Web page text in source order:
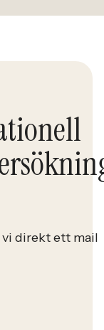
vi direkt ett mail